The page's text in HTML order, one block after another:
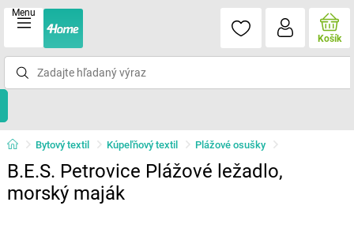
Menu
Košík
Bytový textil Kúpeľňový textil Plážové osušky
B.E.S. Petrovice Plážové ležadlo,
morský maják